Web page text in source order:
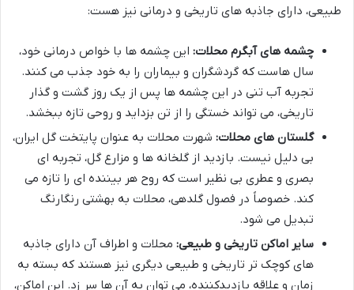
طبیعی، دارای جاذبه های تاریخی و درمانی نیز هست:
چشمه های آبگرم محلات: این چشمه ها با خواص درمانی خود،
سال هاست که گردشگران و بیماران را به خود جذب می کنند.
تجربه آب تنی در این چشمه ها پس از یک روز گشت و گذار
تاریخی، می تواند خستگی را از تن بزداید و روحی تازه ببخشد.
گلستان های محلات: شهرت محلات به عنوان پایتخت گل ایران،
بی دلیل نیست. بازدید از گلخانه ها و مزارع گل، تجربه ای
بصری و عطری بی نظیر است که روح هر بیننده ای را تازه می
کند. خصوصاً در فصول گلدهی، محلات به بهشتی رنگارنگ
تبدیل می شود.
سایر اماکن تاریخی و طبیعی: محلات و اطراف آن دارای جاذبه
های کوچک تر تاریخی و طبیعی دیگری نیز هستند که بسته به
زمان و علاقه بازدیدکننده، می توان به آن ها سر زد. این اماکن،